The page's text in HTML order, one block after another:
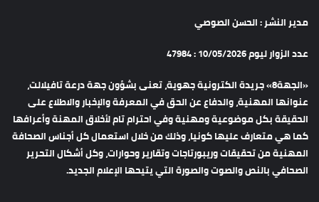
مدير النشر : الحسن الصوصي
عدد الزوار ليوم 10/05/2026 : 47984
«الجهة8» جريدة الكترونية جهوية، تعنى بشؤون جهة درعة تافيلالت،
عنوانها المهنية، والدفاع عن الحق في المعرفة والإخبار والاطلاع على
الحقيقة بكل موضوعية ومهنية وفي احترام تام لأخلاق المهنة وأعرافها
كما هي متعارف عليها كونيا، وذلك من خلال استعمال كل أجناس الصحافة
المهنية من تحقيقات وريبورتاجات وتقارير وحوارات، وكل أشكال التحرير
الصحافي بالنص والصوت والصورة التي يتيحها الإعلام الجديد.